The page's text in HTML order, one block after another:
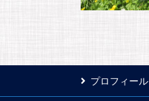
プロフィール